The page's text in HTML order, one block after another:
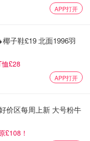
APP打开
子鞋£19 北面1996羽
£28
APP打开
价区每周上新 大号粉牛
£108！